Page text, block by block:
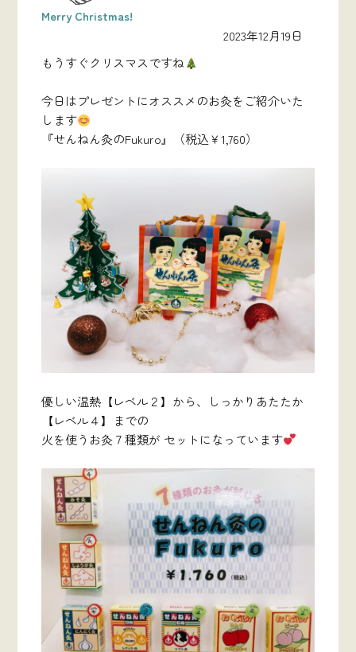
Merry Christmas!
2023年12月19日
もうすぐクリスマスですね
今日はプレゼントにオススメのお灸をご紹介いた
します
『せんねん灸のFukuro』（税込￥1,760）
優しい温熱【レベル２】から、しっかりあたたか
【レベル４】までの
火を使うお灸７種類が セットになっています